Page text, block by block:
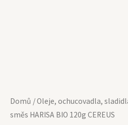
Domů /Oleje, ochucovadla,
směs HARISA BIO 120g CEREUS